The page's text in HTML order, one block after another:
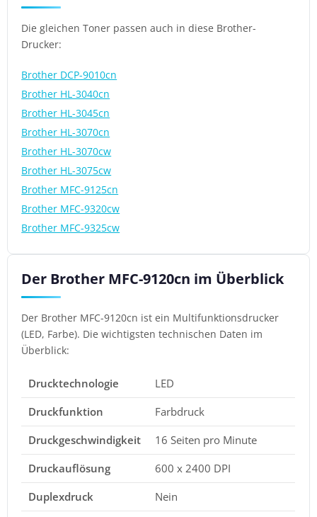
Die gleichen Toner passen auch in diese Brother-
Drucker:
Brother DCP-9010cn
Brother HL-3040cn
Brother HL-3045cn
Brother HL-3070cn
Brother HL-3070cw
Brother HL-3075cw
Brother MFC-9125cn
Brother MFC-9320cw
Brother MFC-9325cw
Der Brother MFC-9120cn im Überblick
Der Brother MFC-9120cn ist ein Multifunktionsdrucker
(LED, Farbe). Die wichtigsten technischen Daten im
Überblick:
Drucktechnologie
LED
Druckfunktion
Farbdruck
Druckgeschwindigkeit
16 Seiten pro Minute
Druckauflösung
600 x 2400 DPI
Duplexdruck
Nein